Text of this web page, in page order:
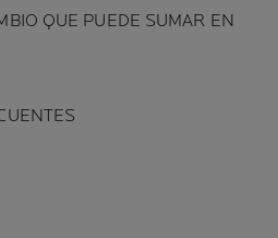
QUE PUEDE SUMAR EN